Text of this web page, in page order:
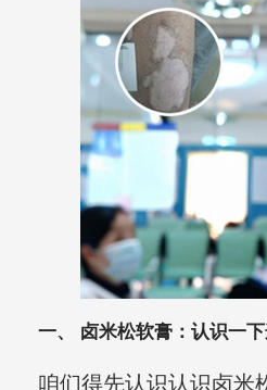
一、 卤米松软膏：认识一
咱们得先认识认识卤米